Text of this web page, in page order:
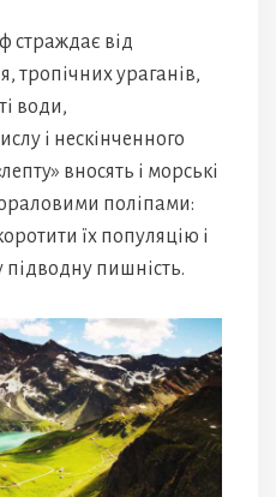
страждає від
тропічних ураганів,
води,
і нескінченного
вносять і морські
поліпами:
їх популяцію і
підводну пишність.